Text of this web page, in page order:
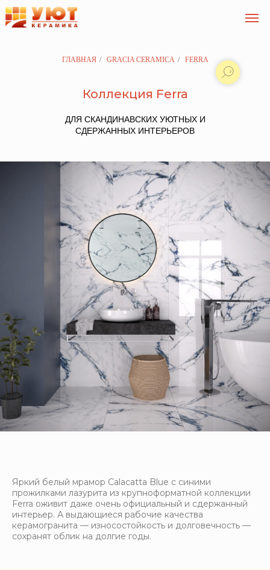
ГЛАВНАЯ / GRACIA CERAMICA / FERRA
Коллекция Ferra
ДЛЯ СКАНДИНАВСКИХ УЮТНЫХ И
СДЕРЖАННЫХ ИНТЕРЬЕРОВ
Яркий белый мрамор Calacatta Blue с синими
прожилками лазурита из крупноформатной коллекции
Ferra оживит даже очень официальный и сдержанный
интерьер. А выдающиеся рабочие качества
керамогранита — износостойкость и долговечность —
сохранят облик на долгие годы.